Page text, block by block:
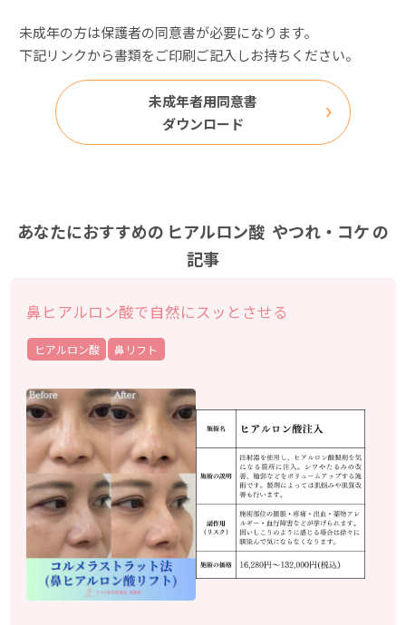
未成年の方は保護者の同意書が必要になります。
下記リンクから書類をご印刷ご記入しお持ちください。
未成年者用同意書
ダウンロード
あなたにおすすめの ヒアルロン酸 やつれ・コケの
記事
鼻ヒアルロン酸で自然にスッとさせる
ヒアルロン酸 鼻リフト